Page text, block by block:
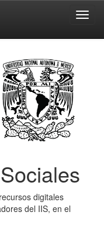
digitales
del IIS, en el